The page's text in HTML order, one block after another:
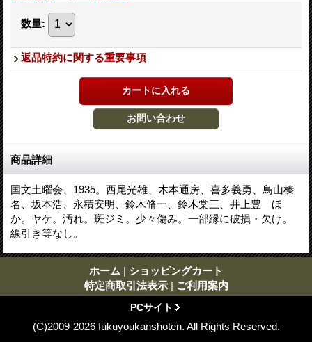
数量:
返品特約に関する重要事項
商品詳細
国文土曜会、1935。西尾光雄、木本通房、喜多義勇、鳥山榛
名、坂本浩、永積安明、鈴木脩一、鈴木棠三、井上豊 ほ
か。ヤケ。汚れ。斑ジミ。少々傷み。一部縁に破損・欠け。
線引き等なし。
ホーム | ショッピングカート
特定商取引法表示 | ご利用案内
PCサイト
(C)2009-2026 fukuyoukanshoten. All Rights Reserved.